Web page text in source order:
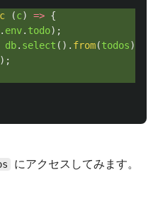
(c) => {
. env. todo);
db. select (). from(todos).
);
にアクセスしてみます。